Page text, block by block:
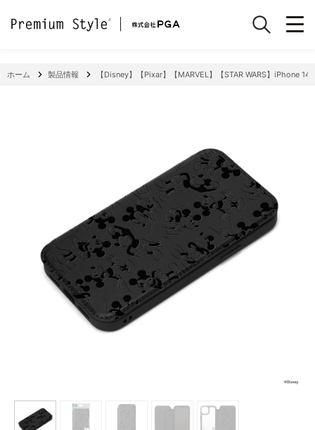
ホーム 製品情報 【Disney】【Pixar】【MARVEL】【STAR WARS】iPhone 14